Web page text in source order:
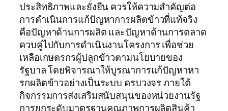
ประสิทธิภาพและยั่งยืน ควรให้ความสำคัญต่อ
การดำเนินการแก้ปัญหาการผลิตข้าวที่แท้จริง
คือปัญหาด้านการผลิต และปัญหาด้านการตลาด
ควบคู่ไปกับการดำเนินงานโครงการ เพื่อช่วย
เหลือเกษตรกรผู้ปลูกข้าวตามนโยบายของ
รัฐบาล โดยพิจารณาให้บูรณาการแก้ปัญหาหา
รกผลิตข้าวอย่างเป็นระบบ ครบวงจร ภายใต้
กิจกรรมการส่งเสริมสนับสนุนของหน่วยงานรัฐ
การยกระดับมาตรฐานคุณภาพการผลิตสินค้า